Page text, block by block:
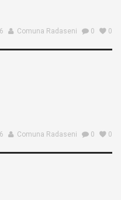
Comuna Radaseni 0 0
Comuna Radaseni 0 0